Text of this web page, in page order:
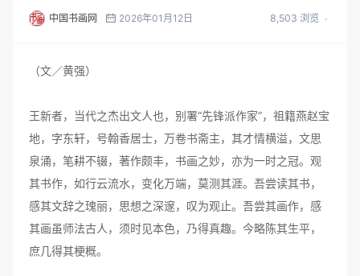
中国书画网 2026年01月12日 8,503 浏览
（文／黄强）
王新者，当代之杰出文人也，别署“先锋派作家”，祖籍燕赵宝
地，字东轩，号翰香居士，万卷书斋主，其才情横溢，文思
泉涌，笔耕不辍，著作颇丰，书画之妙，亦为一时之冠。观
其书作，如行云流水，变化万端，莫测其涯。吾尝读其书，
感其文辞之瑰丽，思想之深邃，叹为观止。吾尝其画作，感
其画虽师法古人，须时见本色，乃得真趣。今略陈其生平，
庶几得其梗概。